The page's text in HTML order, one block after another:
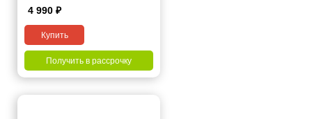
Pro
4 990 ₽
Купить
Получить в рассрочку